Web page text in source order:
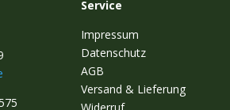
Service
Impressum
Datenschutz
AGB
Versand & Lieferung
Widerruf